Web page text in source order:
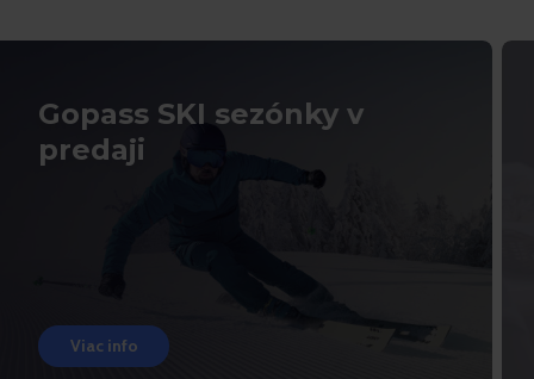
Gopass SKI sezónky v
predaji
Viac info